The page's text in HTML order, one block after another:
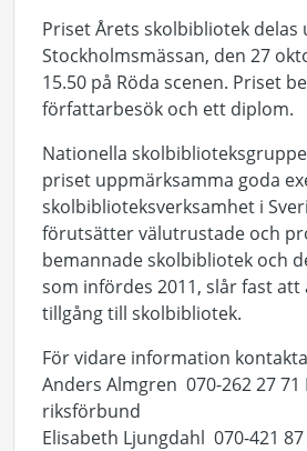
Priset Årets skolbibliotek delas
Stockholmsmässan, den 27
15.50 på Röda scenen. Priset
författarbesök och ett diplom.
Nationella
priset uppmärksamma goda
skolbiblioteksverksamhet i
förutsätter välutrustade och
bemannade skolbibliotek och
som infördes 2011, slår fast att
tillgång till skolbibliotek.
För vidare information
Anders Almgren 070-262 27 71
riksförbund
Elisabeth Ljungdahl 070-421 87